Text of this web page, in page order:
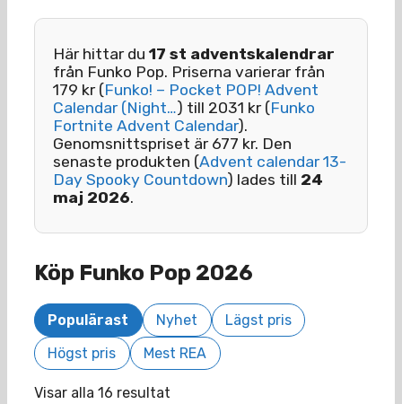
Här hittar du 17 st adventskalendrar
från Funko Pop. Priserna varierar från
179 kr (Funko! – Pocket POP! Advent
Calendar (Night…) till 2031 kr (Funko
Fortnite Advent Calendar).
Genomsnittspriset är 677 kr. Den
senaste produkten (Advent calendar 13-
Day Spooky Countdown) lades till 24
maj 2026.
Köp Funko Pop 2026
Populärast Nyhet
Lägst pris
Högst pris
Mest REA
Visar alla 16 resultat